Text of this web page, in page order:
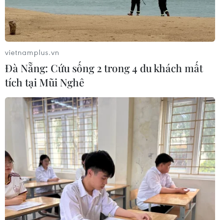
#Lương tối thiểu #Doanh nghiệp #Người lao động
Theo dõi VietnamPlus
vietnamplus.vn
Đà Nẵng: Cứu sống 2 trong 4 du khách mất
tích tại Mũi Nghê